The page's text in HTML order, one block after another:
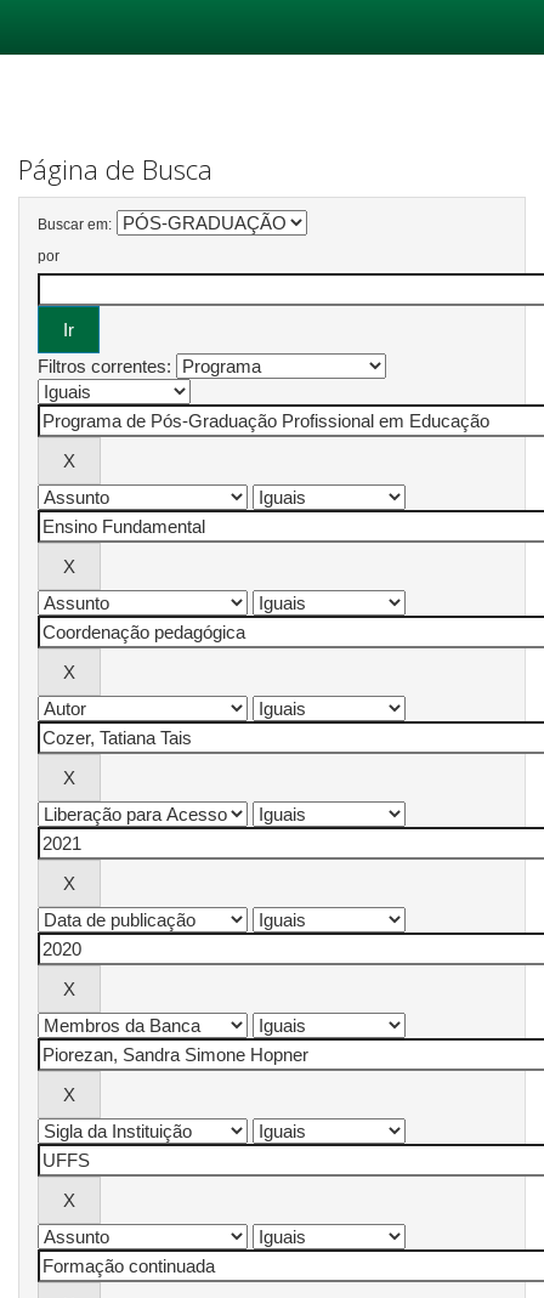
Página de Busca
Buscar em:
por
Filtros correntes: